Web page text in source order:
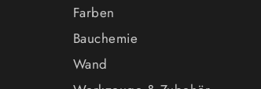
Farben
Bauchemie
Wand